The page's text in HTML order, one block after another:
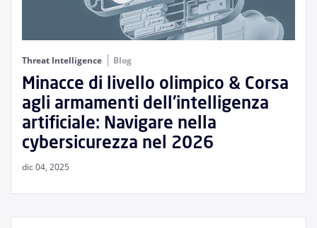
Threat Intelligence Blog
Minacce di livello olimpico & Corsa
agli armamenti dell'intelligenza
artificiale: Navigare nella
cybersicurezza nel 2026
dic 04, 2025